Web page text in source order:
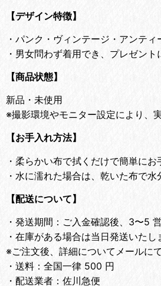
【デザイン特徴】
・ パンク・ヴィンテージ・アンティ
・ 男女問わず着用でき、プレゼント
【商品状態】
新品・未使用
※撮影環境やモニター設定により、
【お手入れ方法】
・ 柔らかい布で拭くだけで簡単にお
・ 水に濡れた場合は、乾いた布で水
【配送について】
・ 発送期間：ご入金確認後、3〜5
・ 在庫がある場合は当日発送いたし
※ご注文後、詳細についてメールに
・ 送料：全国一律 500 円
・ 配送業者：佐川急便